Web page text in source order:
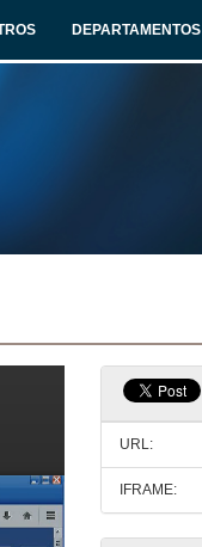
DEPARTAMENTOS
URL:
IFRAME: